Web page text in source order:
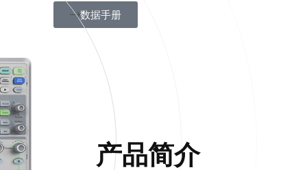
数据手册
产品简介